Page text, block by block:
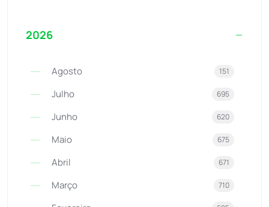
2026
Agosto 151
Julho 695
Junho 620
Maio 675
Abril 671
Março 710